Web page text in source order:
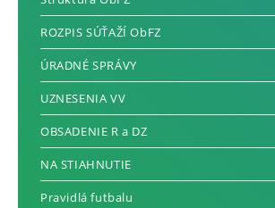
ROZPIS SÚŤAŽÍ ObFZ
ÚRADNÉ SPRÁVY
UZNESENIA VV
OBSADENIE R a DZ
NA STIAHNUTIE
Pravidlá futbalu